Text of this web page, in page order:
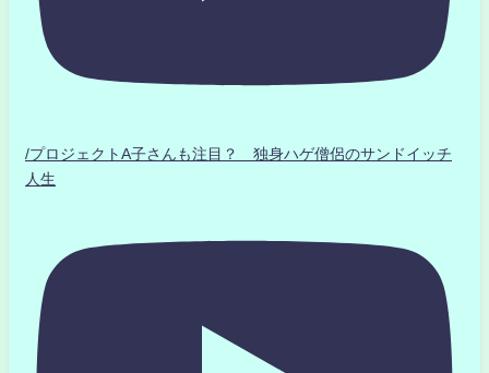
/プロジェクトA子さんも注目？ 独身ハゲ僧侶のサンドイッチ
人生